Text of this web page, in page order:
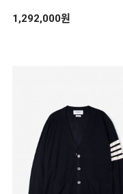
1,292,000원